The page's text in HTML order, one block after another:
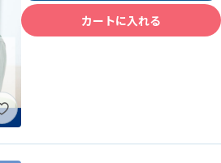
カートに入れる